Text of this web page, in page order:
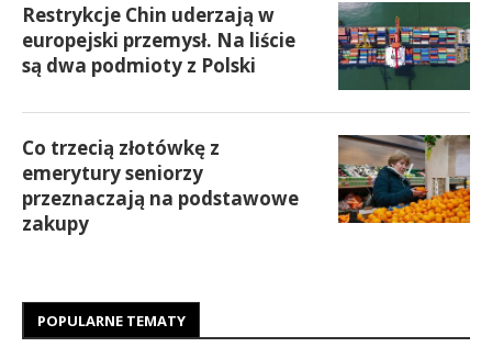
Restrykcje Chin uderzają w
europejski przemysł. Na liście
są dwa podmioty z Polski
Co trzecią złotówkę z
emerytury seniorzy
przeznaczają na podstawowe
zakupy
POPULARNE TEMATY